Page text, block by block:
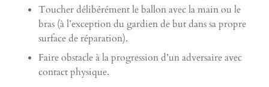
Toucher délibérément le ballon avec la main ou le
bras (à l’exception du gardien de but dans sa propre
surface de réparation).
Faire obstacle à la progression d’un adversaire avec
contact physique.